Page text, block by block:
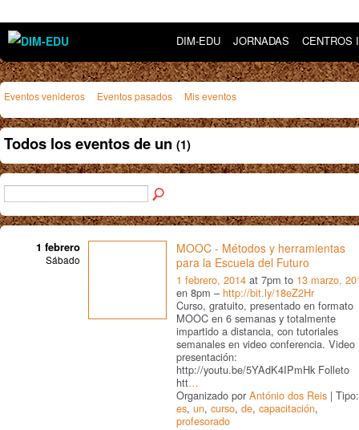
DIM-EDU JORNADAS CENTROS
Eventos venideros Eventos pasados Mis eventos
Todos los eventos de un (1)
1 febrero
Sábado
MOOC - Métodos y herramientas
para la Escuela del Futuro
1 febrero, 2014 at 7pm to 13 marzo,
en 8pm – http://bit.ly/18eZ2Hr
Curso, gratuito, presentado en formato
MOOC en 6 semanas y totalmente
impartido a distancia, con tutoriales
semanales en video conferencia. Video
presentación:
http://youtu.be/5YAdK4IPmHk Folleto
htt…
Organizado por António dos Reis | Tipo:
es, un, curso, de, capacitación,
profesorado